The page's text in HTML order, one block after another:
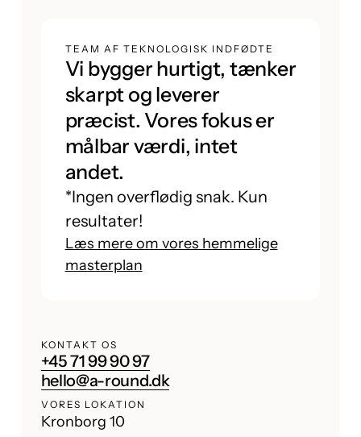
TEAM AF TEKNOLOGISK INDFØDTE
Vi bygger hurtigt, tænker
skarpt og leverer
præcist. Vores fokus er
målbar værdi, intet
andet.
*Ingen overflødig snak. Kun
resultater!
Læs mere om vores hemmelige
masterplan
KONTAKT OS
+45 71 99 90 97
hello@a-round.dk
VORES LOKATION
Kronborg 10